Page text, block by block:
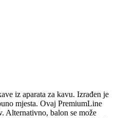
iz aparata za kavu. Izrađen je
mjesta. Ovaj PremiumLine
Alternativno, balon se može